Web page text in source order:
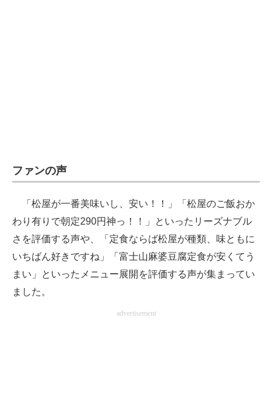
ファンの声
「松屋が一番美味いし、安い！！」「松屋のご飯おか
わり有りで朝定290円神っ！！」といったリーズナブル
さを評価する声や、「定食ならば松屋が種類、味ともに
いちばん好きですね」「富士山麻婆豆腐定食が安くてう
まい」といったメニュー展開を評価する声が集まってい
ました。
advertisement